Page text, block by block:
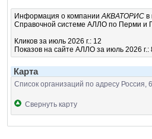
Информация о компанииАКВАТОРИС в
Справочной системе АЛЛО по Перми и
Кликов за июль 2026 г.: 12
Показов на сайте АЛЛО за июль 2026 г.:
Карта
Список организаций по адресу Россия,
Свернуть карту